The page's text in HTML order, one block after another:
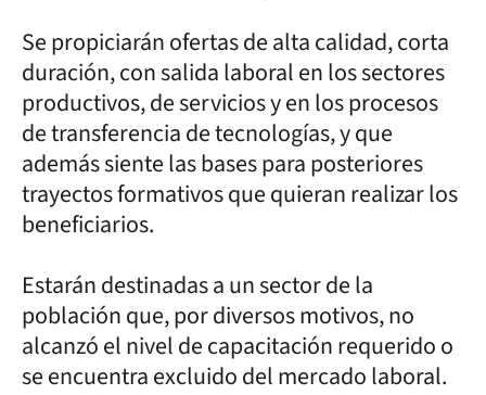
Se propiciarán ofertas de alta calidad, corta
duración, con salida laboral en los sectores
productivos, de servicios y en los procesos
de transferencia de tecnologías, y que
además siente las bases para posteriores
trayectos formativos que quieran realizar los
beneficiarios.
Estarán destinadas a un sector de la
población que, por diversos motivos, no
alcanzó el nivel de capacitación requerido o
se encuentra excluido del mercado laboral.